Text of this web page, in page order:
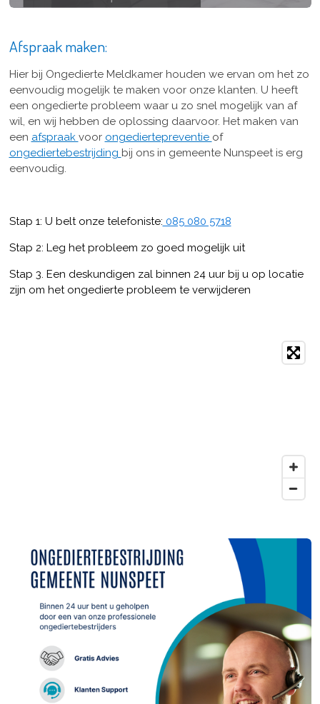
Afspraak maken:
Hier bij Ongedierte Meldkamer houden we ervan om het zo
eenvoudig mogelijk te maken voor onze klanten. U heeft
een ongedierte probleem waar u zo snel mogelijk van af
wil, en wij hebben de oplossing daarvoor. Het maken van
een afspraak voor ongediertepreventie of
ongediertebestrijding bij ons in gemeente Nunspeet is erg
eenvoudig.
Stap 1: U belt onze telefoniste: 085 080 5718
Stap 2: Leg het probleem zo goed mogelijk uit
Stap 3. Een deskundigen zal binnen 24 uur bij u op locatie
zijn om het ongedierte probleem te verwijderen